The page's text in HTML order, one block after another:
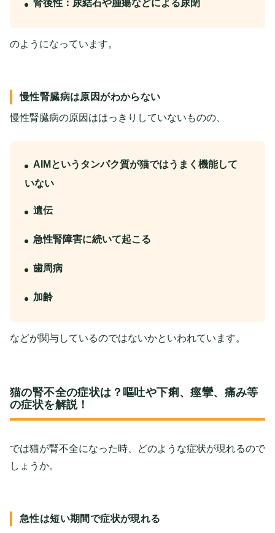
腎後性：尿結石や腫瘍などによる尿閉
のようになっています。
慢性腎臓病は原因がわからない
慢性腎臓病の原因ははっきりしていないものの、
AIMというタンパク質が猫ではうまく機能して
いない
遺伝
急性腎障害に続いて起こる
歯周病
加齢
などが関与しているのではないかといわれています。
猫の腎不全の症状は？嘔吐や下痢、痙攣、痛み等
の症状を解説！
では猫が腎不全になった時、どのような症状が現れるので
しょうか。
急性は短い期間で症状が現れる